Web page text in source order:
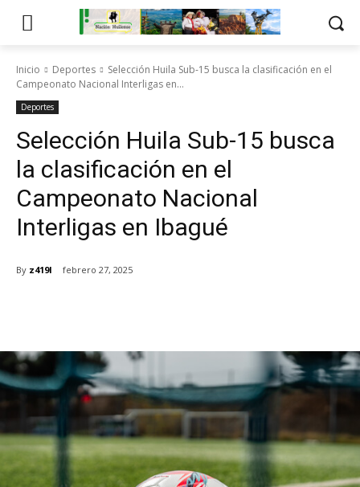
Inicio Deportes
Selección Huila Sub-15 busca la clasificación en el
Campeonato Nacional Interligas en...
Deportes
Selección Huila Sub-15 busca
la clasificación en el
Campeonato Nacional
Interligas en Ibagué
By z419l febrero 27, 2025